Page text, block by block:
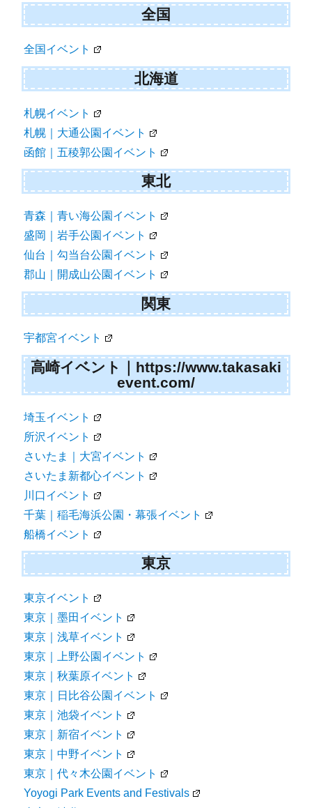
ビ
ー
シ
ョ
ン
全国
全国イベント
北海道
札幌イベント
札幌｜大通公園イベント
函館｜五稜郭公園イベント
東北
青森｜青い海公園イベント
盛岡｜岩手公園イベント
仙台｜勾当台公園イベント
郡山｜開成山公園イベント
関東
宇都宮イベント
高崎イベント｜https://www.takasaki
event.com/
埼玉イベント
所沢イベント
さいたま｜大宮イベント
さいたま新都心イベント
川口イベント
千葉｜稲毛海浜公園・幕張イベント
船橋イベント
東京
東京イベント
東京｜墨田イベント
東京｜浅草イベント
東京｜上野公園イベント
東京｜秋葉原イベント
東京｜日比谷公園イベント
東京｜池袋イベント
東京｜新宿イベント
東京｜中野イベント
東京｜代々木公園イベント
Yoyogi Park Events and Festivals